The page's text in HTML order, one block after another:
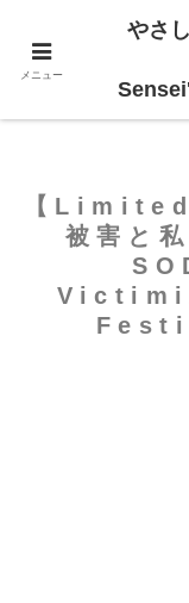
For
【
被害と
メニュー
やさ